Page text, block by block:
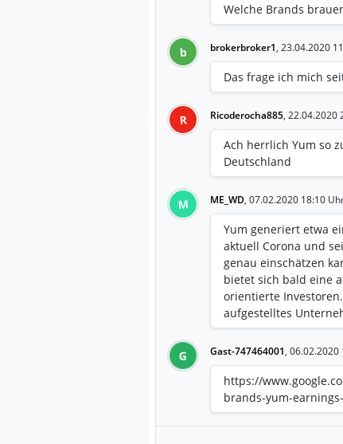
Welche Brands
b brokerbroker1, 23.04.2020
Das frage ich mich
R Ricoderocha885, 22.04.2020
Ach herrlich Yum so
Deutschland
M ME_WD, 07.02.2020 18:10
Yum generiert etwa
aktuell Corona und
genau einschätzen
bietet sich bald eine
orientierte
aufgestelltes
G Gast-747464001, 06.02.2020
https://
brands-yum-